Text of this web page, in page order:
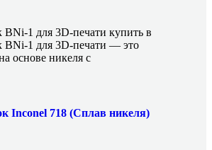
1 для 3D-печати купить в
1 для 3D-печати — это
основе никеля с
Inconel 718 (Сплав никеля)